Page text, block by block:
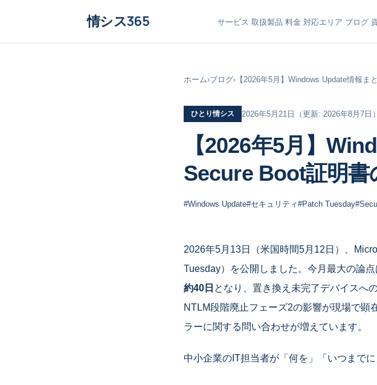
情シス365 サービス 取扱製品 料金 対応エリア ブログ
ホーム›ブログ› 【2026年5月】Windows Update情報ま
ひとり情シス 2026年5月21日 （更新: 2026年8月7日）
【2026年5月】
Secure Boot証明書
#Windows Update#セキュリティ#Patch Tuesday
2026年5月13日（米国時間5月12日）、
Tuesday）を公開しました。今月最大の論点
約40日 となり、置き換え未完了デバイスへ
NTLM段階廃止フェーズ2の影響が現場で顕
ラーに関する問い合わせが増えています。
中小企業のIT担当者が「何を」「いつまで